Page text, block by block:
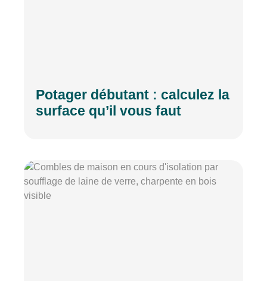
Potager débutant : calculez la
surface qu’il vous faut